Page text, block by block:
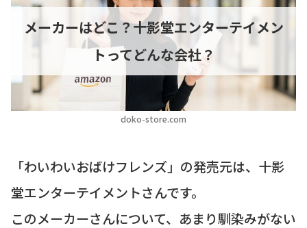
doko-store.com
メーカーはどこ？十影堂エンターテイメン
トってどんな会社？
「わいわいおばけフレンズ」の発売元は、十影
堂エンターテイメントさんです。
このメーカーさんについて、あまり馴染みがない